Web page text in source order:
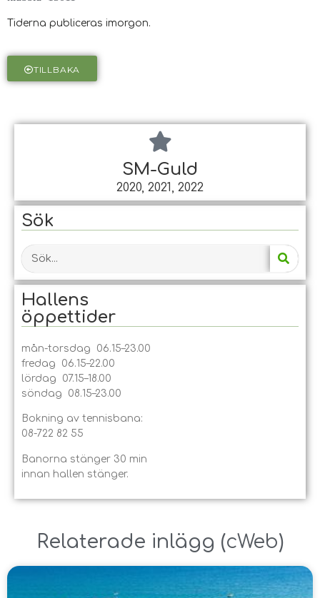
Tiderna publiceras imorgon.
TILLBAKA
SM-Guld
2020, 2021, 2022
Sök
Hallens
öppet­tider
mån-torsdag 06.15–23.00
fredag 06.15–22.00
lördag 07.15–18.00
söndag 08.15–23.00
Bokning av tennisbana:
08-722 82 55
Banorna stänger 30 min
innan hallen stänger.
Relaterade inlägg ​(cWeb)